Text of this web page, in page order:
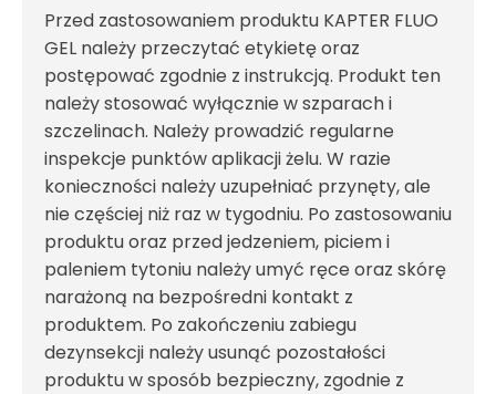
Przed zastosowaniem produktu KAPTER FLUO
GEL należy przeczytać etykietę oraz
postępować zgodnie z instrukcją. Produkt ten
należy stosować wyłącznie w szparach i
szczelinach. Należy prowadzić regularne
inspekcje punktów aplikacji żelu. W razie
konieczności należy uzupełniać przynęty, ale
nie częściej niż raz w tygodniu. Po zastosowaniu
produktu oraz przed jedzeniem, piciem i
paleniem tytoniu należy umyć ręce oraz skórę
narażoną na bezpośredni kontakt z
produktem. Po zakończeniu zabiegu
dezynsekcji należy usunąć pozostałości
produktu w sposób bezpieczny, zgodnie z